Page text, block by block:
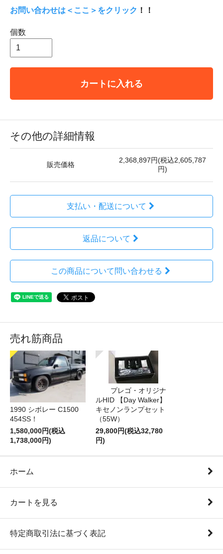
お問い合わせは＜ここ＞をクリック ！！
個数
カートに入れる
その他の詳細情報
販売価格
2,368,897円(税込2,605,787
円)
支払い・配送について
返品について
この商品について問い合わせる
売れ筋商品
1990 シボレー C1500
454SS！
1,580,000円(税込
1,738,000円)
プレゴ・オリジナ
ルHID 【Day Walker】
キセノンランプセット
（55W）
29,800円(税込32,780
円)
ホーム
カートを見る
特定商取引法に基づく表記